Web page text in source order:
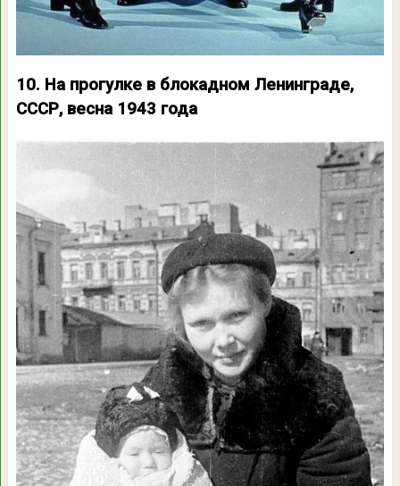
10. На прогулке в блокадном Ленинграде,
СССР, весна 1943 года